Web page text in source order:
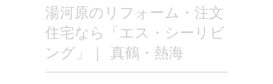
湯河原のリフォーム・注文
住宅なら「エス・シーリビ
ング」｜ 真鶴・熱海